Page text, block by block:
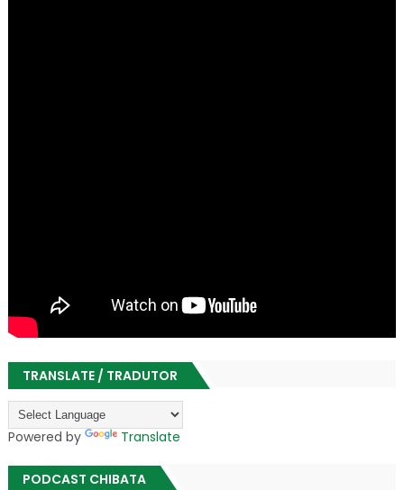
TRANSLATE / TRADUTOR
Powered by Translate
PODCAST CHIBATA